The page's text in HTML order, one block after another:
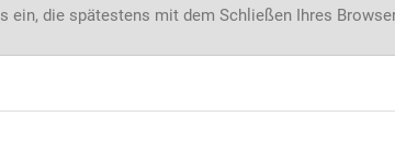
die spätestens mit dem Schließen Ihres